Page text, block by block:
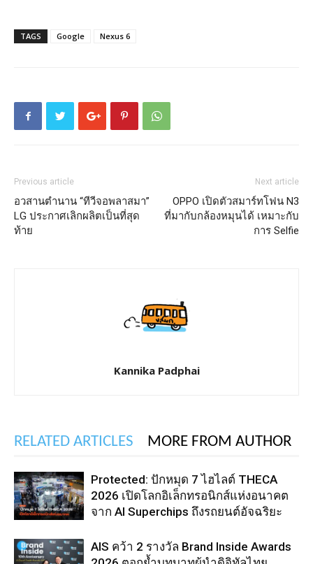
TAGS Google Nexus 6
Previous article
อวสานตำนาน “ทีวีจอพลาสมา”
LG ประกาศเลิกผลิตเป็นที่สุด
ท้าย
Next article
OPPO เปิดตัวสมาร์ทโฟน N3
ที่มากับกล้องหมุนได้ เหมาะกับ
การ Selfie
Kannika Padphai
RELATED ARTICLES MORE FROM AUTHOR
Protected: ปักหมุด 7 ไฮไลต์ THECA
2026 เปิดโลกอิเล็กทรอนิกส์แห่งอนาคต
จาก AI Superchips ถึงรถยนต์อัจฉริยะ
AIS คว้า 2 รางวัล Brand Inside Awards